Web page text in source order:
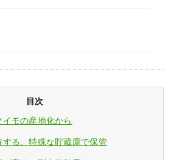
目次
モの産地化から
る、特殊な貯蔵庫で保管